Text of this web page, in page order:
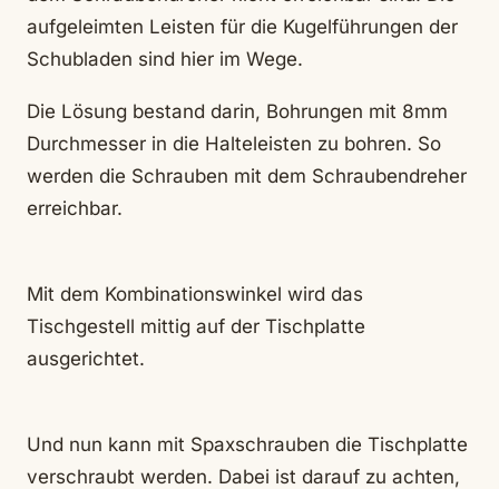
aufgeleimten Leisten für die Kugelführungen der
Schubladen sind hier im Wege.
Die Lösung bestand darin, Bohrungen mit 8mm
Durchmesser in die Halteleisten zu bohren. So
werden die Schrauben mit dem Schraubendreher
erreichbar.
Mit dem Kombinationswinkel wird das
Tischgestell mittig auf der Tischplatte
ausgerichtet.
Und nun kann mit Spaxschrauben die Tischplatte
verschraubt werden. Dabei ist darauf zu achten,